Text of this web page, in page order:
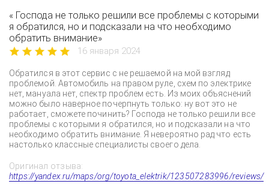
« Господа не только решили все проблемы с которыми
я обратился, но и подсказали на что необходимо
обратить внимание»
16 января 2024
Обратился в этот сервис с не решаемой на мой взгляд
проблемой. Автомобиль на правом руле, схем по электрике
нет, мануала нет, спектр проблем есть. Из моих объяснений
можно было наверное почерпнуть только: ну вот это не
работает, сможете починить? Господа не только решили все
проблемы с которыми я обратился, но и подсказали на что
необходимо обратить внимание. Я невероятно рад что есть
настолько классные специалисты своего дела.
Оригинал отзыва:
https://yandex.ru/maps/org/toyota_elektrik/123507283996/reviews/